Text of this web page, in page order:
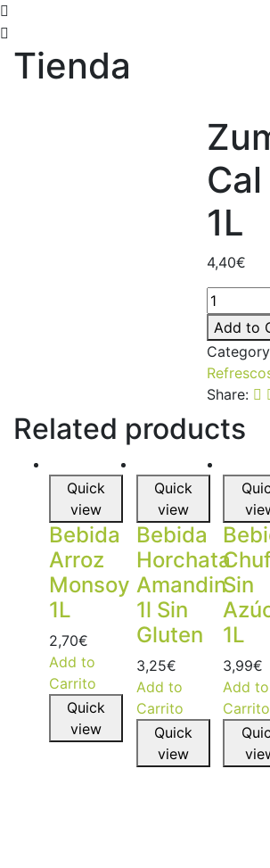
Tienda
1L
4,40€
Add to
Share:
Related products
Quick
view
Bebida
Arroz
Monsoy
1L
2,70€
Add to
Carrito
Quick
view
Quick
view
Bebida
Horchata
Amandin
1l Sin
Gluten
3,25€
Add to
Carrito
Quick
view
Sin
1L
3,99€
Add to
Carrito